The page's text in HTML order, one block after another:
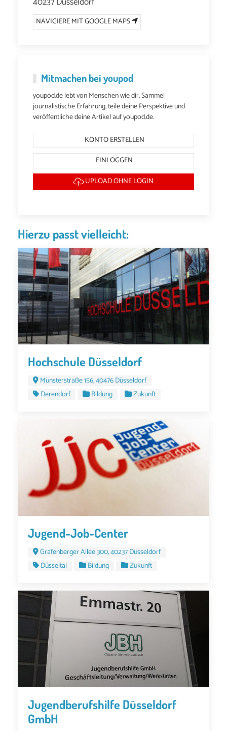
NAVIGIERE MIT GOOGLE MAPS
Mitmachen bei youpod
youpod.de lebt von Menschen wie dir. Sammel
journalistische Erfahrung, teile deine Perspektive und
veröffentliche deine Artikel auf youpod.de.
KONTO ERSTELLEN
EINLOGGEN
UPLOAD OHNE LOGIN
Hierzu passt vielleicht:
Hochschule Düsseldorf
Münsterstraße 156, 40476 Düsseldorf
Derendorf
Bildung Zukunft
Jugend-Job-Center
Grafenberger Allee 300, 40237 Düsseldorf
Düsseltal
Bildung Zukunft
Jugendberufshilfe Düsseldorf
GmbH